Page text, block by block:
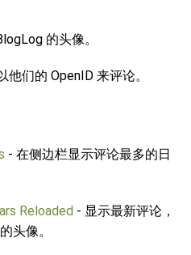
的头像。
他们的 OpenID 来评论。
- 在侧边栏显示评论最多的日
Reloaded - 显示最新评论，
头像。